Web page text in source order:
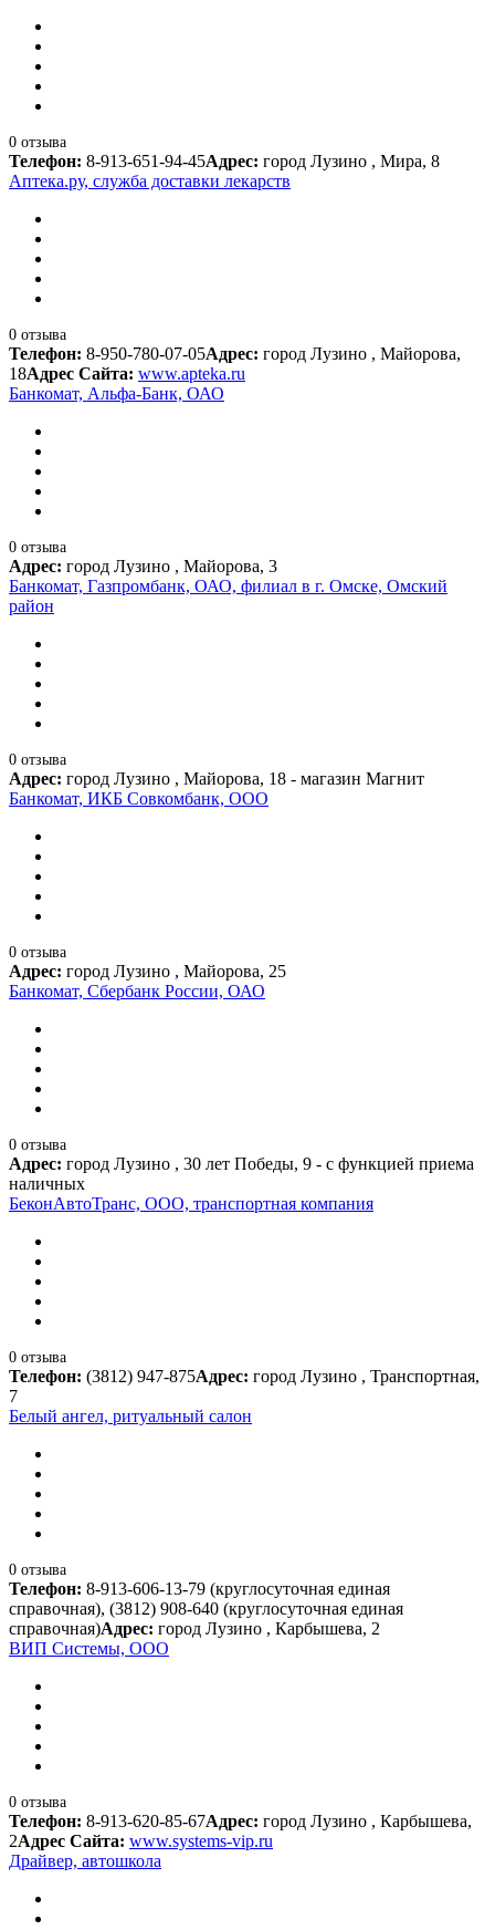
0 отзыва
Телефон: 8-913-651-94-45Адрес: город Лузино , Мира, 8
Аптека.ру, служба доставки лекарств
0 отзыва
Телефон: 8-950-780-07-05Адрес: город Лузино , Майорова,
18Адрес Сайта: www.apteka.ru
Банкомат, Альфа-Банк, ОАО
0 отзыва
Адрес: город Лузино , Майорова, 3
Банкомат, Газпромбанк, ОАО, филиал в г. Омске, Омский
район
0 отзыва
Адрес: город Лузино , Майорова, 18 - магазин Магнит
Банкомат, ИКБ Совкомбанк, ООО
0 отзыва
Адрес: город Лузино , Майорова, 25
Банкомат, Сбербанк России, ОАО
0 отзыва
Адрес: город Лузино , 30 лет Победы, 9 - с функцией приема
наличных
БеконАвтоТранс, ООО, транспортная компания
0 отзыва
Телефон: (3812) 947-875Адрес: город Лузино , Транспортная,
7
Белый ангел, ритуальный салон
0 отзыва
Телефон: 8-913-606-13-79 (круглосуточная единая
справочная), (3812) 908-640 (круглосуточная единая
справочная)Адрес: город Лузино , Карбышева, 2
ВИП Системы, ООО
0 отзыва
Телефон: 8-913-620-85-67Адрес: город Лузино , Карбышева,
2Адрес Сайта: www.systems-vip.ru
Драйвер, автошкола